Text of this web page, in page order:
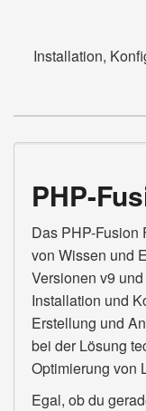
Installation,
PHP-
Das PHP-Fusion
von Wissen und
Versionen v9
Installation und
Erstellung und
bei der Lösung
Optimierung von
Egal, ob du